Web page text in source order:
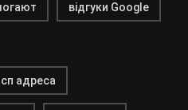
відгуки Google
адреса